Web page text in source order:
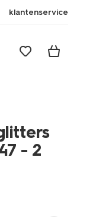
klantenservice
- 2